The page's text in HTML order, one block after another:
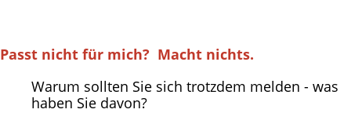
Passt nicht für mich? Macht nichts.
Warum sollten Sie sich trotzdem melden - was
haben Sie davon?